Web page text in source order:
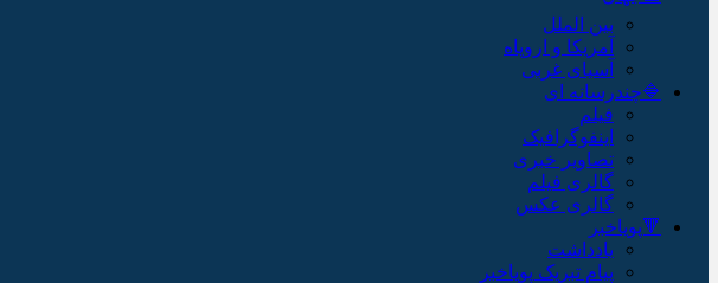
بین الملل
آمریکا و اروپاه
آسیای غربی
🔷چندرسانه ای
فیلم
اینفوگرافیک
تصاویر خبری
گالری فیلم
گالری عکس
🔻پویاخبر
یادداشت
پیام تبریک پویاخبر